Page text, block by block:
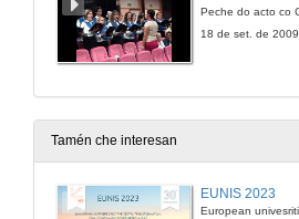
18 de set. de 2009
Tamén che interesan
EUNIS 2023